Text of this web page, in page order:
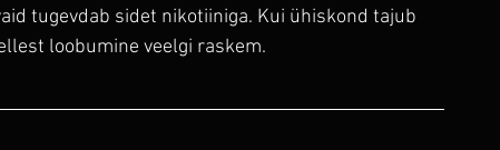
tugevdab sidet nikotiiniga. Kui ühiskond tajub
loobumine veelgi raskem.